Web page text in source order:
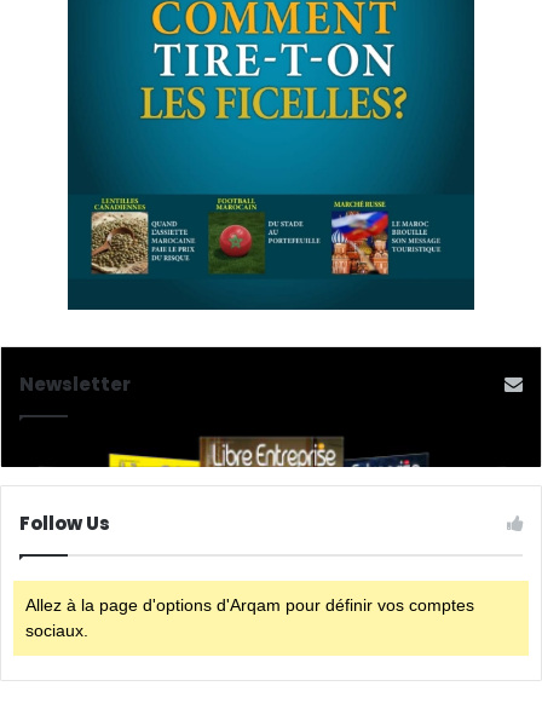
Newsletter
Follow Us
Allez à la page d'options d'Arqam pour définir vos comptes
sociaux.